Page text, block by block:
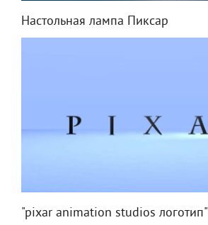
Настольная лампа Пиксар
"pixar animation studios логотип"